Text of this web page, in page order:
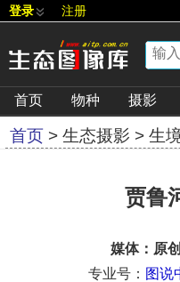
登录 注册
首页 物种 摄影
首页 > 生态摄影 > 生
贾鲁
媒体：原
专业号： 图说